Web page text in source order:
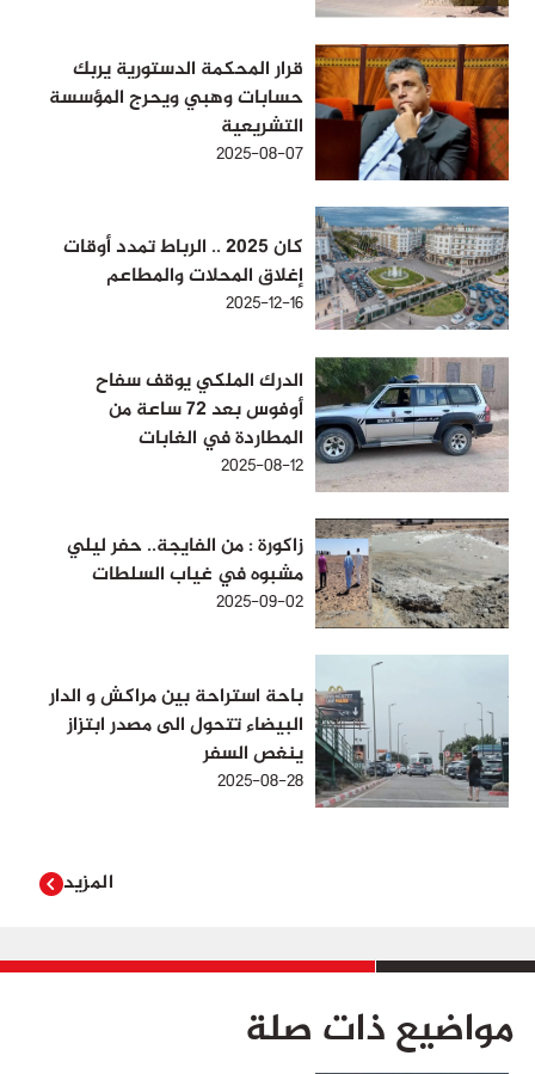
قرار المحكمة الدستورية يربك
حسابات وهبي ويحرج المؤسسة
التشريعية
2025-08-07
كان 2025 .. الرباط تمدد أوقات
إغلاق المحلات والمطاعم
2025-12-16
الدرك الملكي يوقف سفاح
أوفوس بعد 72 ساعة من
المطاردة في الغابات
2025-08-12
زاكورة : من الفايجة.. حفر ليلي
مشبوه في غياب السلطات
2025-09-02
باحة استراحة بين مراكش و الدار
البيضاء تتحول الى مصدر ابتزاز
ينغص السفر
2025-08-28
المزيد
مواضيع ذات صلة